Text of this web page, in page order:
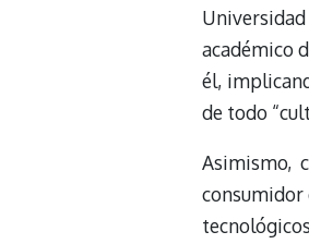
académico
él,
de todo
Asimismo,
consumidor